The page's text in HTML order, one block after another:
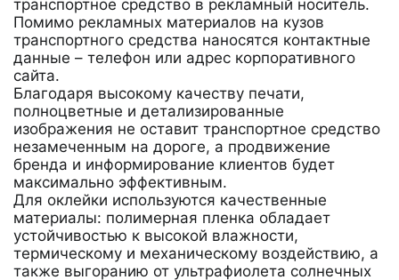
транспортное средство в рекламный носитель.
Помимо рекламных материалов на кузов
транспортного средства наносятся контактные
данные – телефон или адрес корпоративного
сайта.
Благодаря высокому качеству печати,
полноцветные и детализированные
изображения не оставит транспортное средство
незамеченным на дороге, а продвижение
бренда и информирование клиентов будет
максимально эффективным.
Для оклейки используются качественные
материалы: полимерная пленка обладает
устойчивостью к высокой влажности,
термическому и механическому воздействию, а
также выгоранию от ультрафиолета солнечных